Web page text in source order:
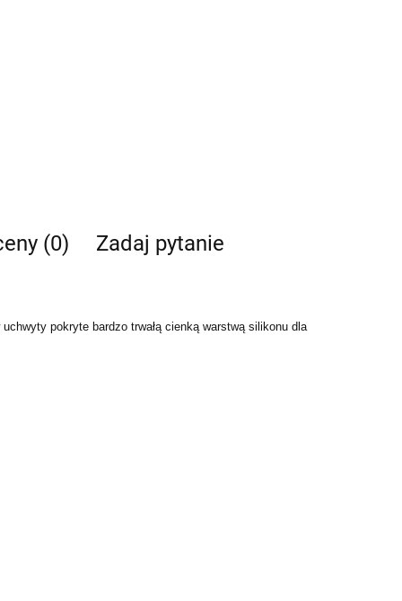
(0) Zadaj pytanie
pokryte bardzo trwałą cienką warstwą silikonu dla